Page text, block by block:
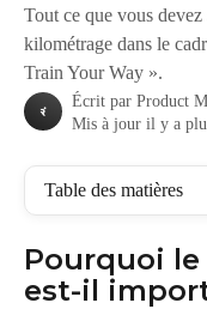
Tout ce que vous
kilométrage dans le
Train Your Way ».
Écrit par Product
Mis à jour il y a
Table des matières
Pourquoi
est-il